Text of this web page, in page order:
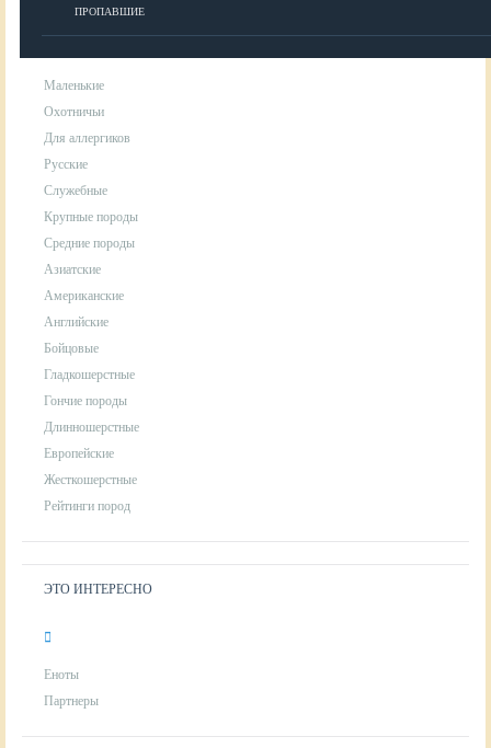
ПРОПАВШИЕ
Маленькие
Охотничьи
Для аллергиков
Русские
Служебные
Крупные породы
Средние породы
Азиатские
Американские
Английские
Бойцовые
Гладкошерстные
Гончие породы
Длинношерстные
Европейские
Жесткошерстные
Рейтинги пород
ЭТО ИНТЕРЕСНО
Еноты
Партнеры